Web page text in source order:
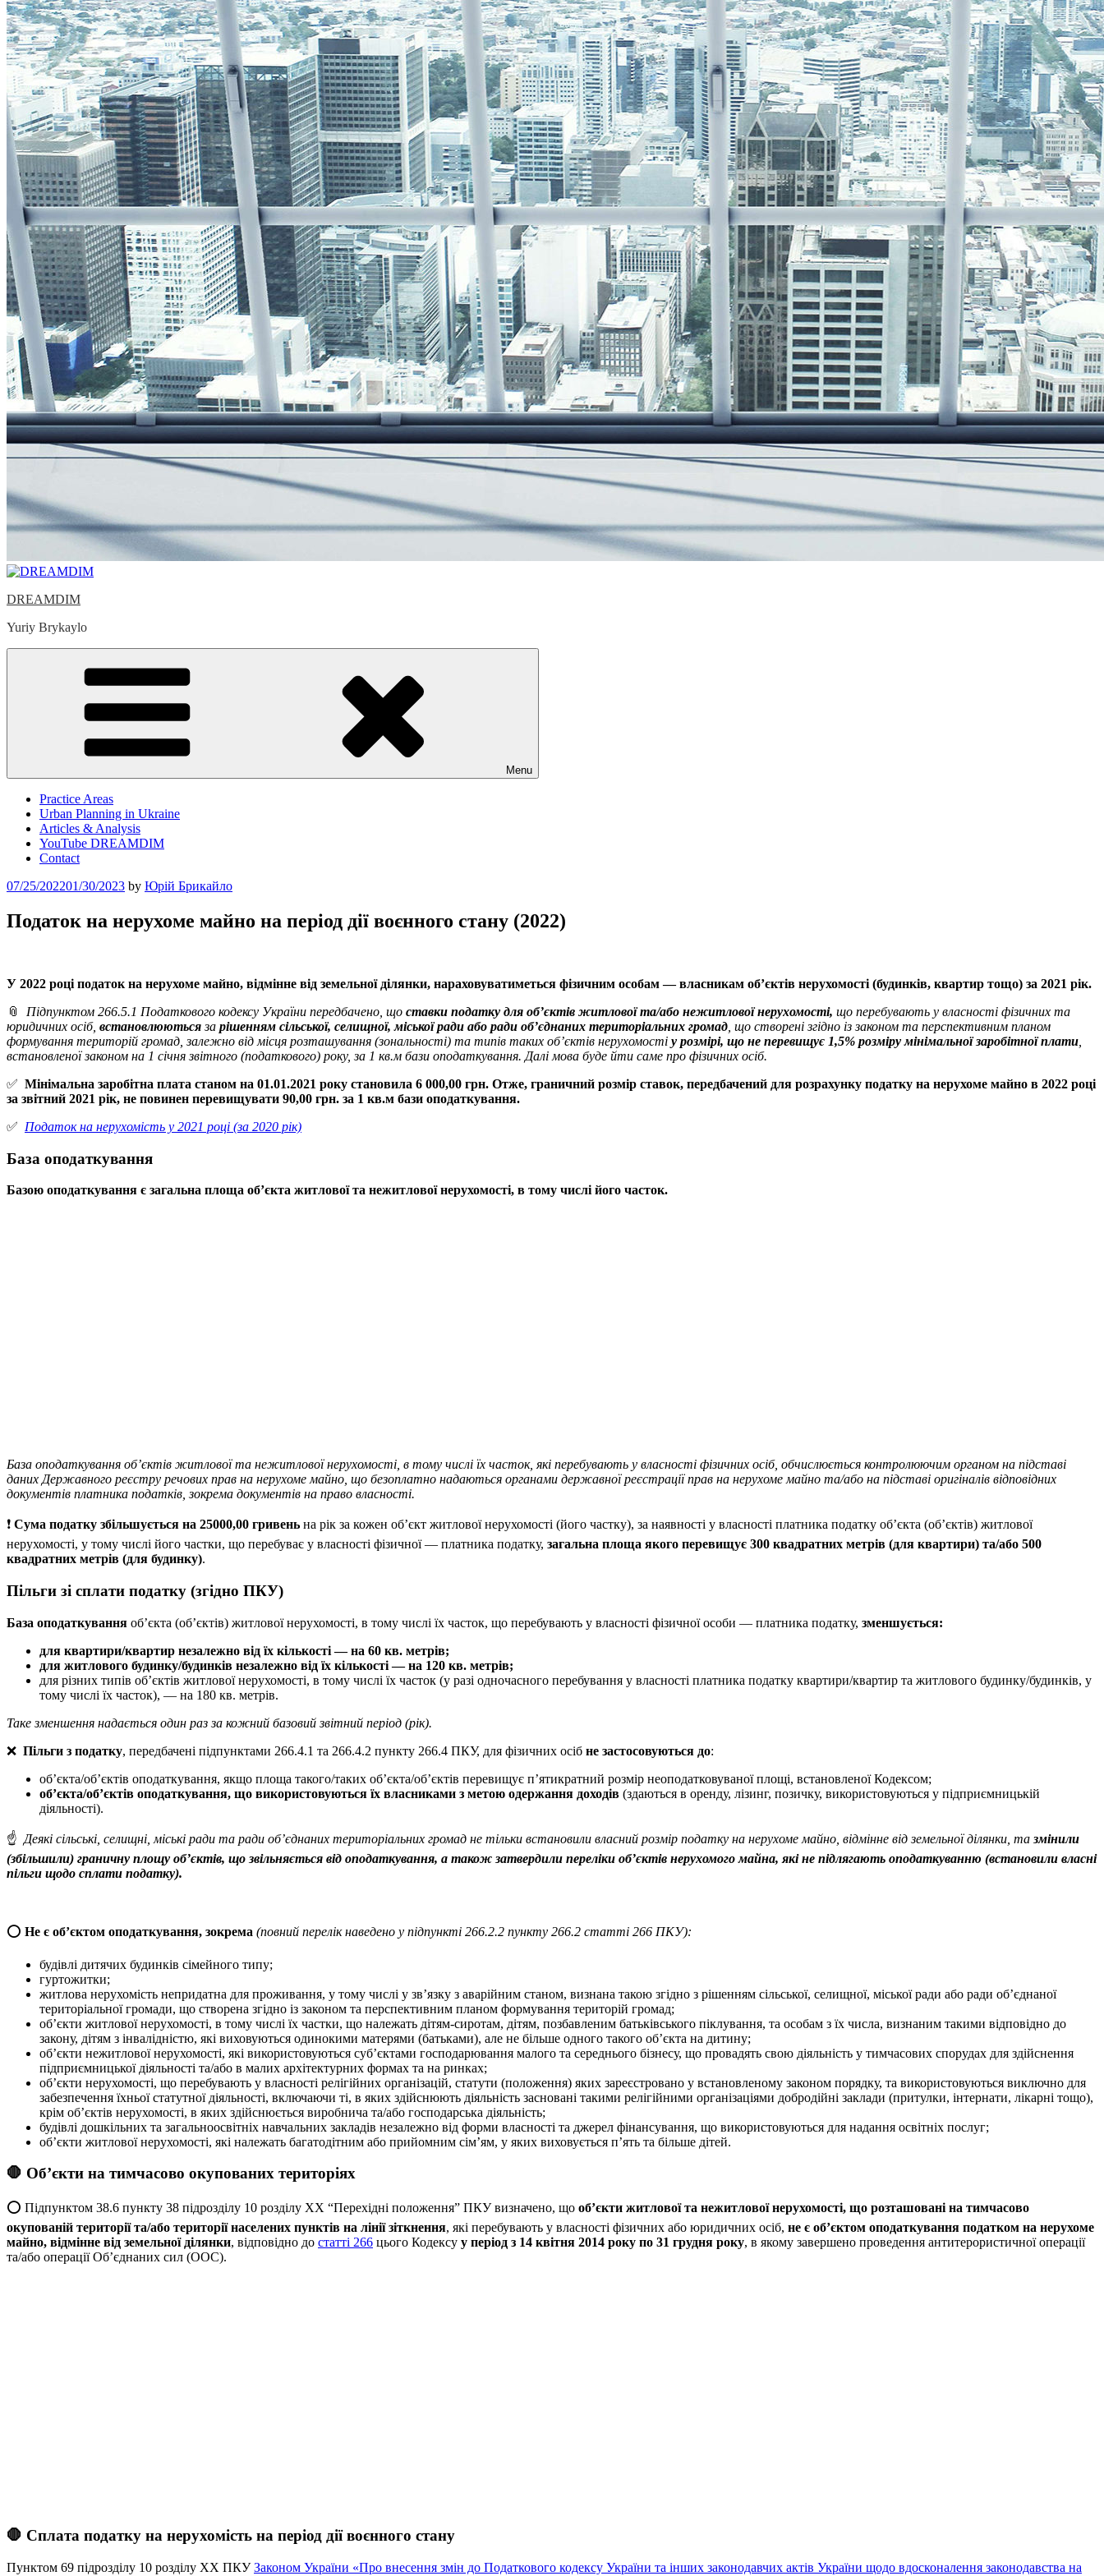
DREAMDIM
Yuriy Brykaylo
Menu
Practice Areas
Urban Planning in Ukraine
Articles & Analysis
YouTube DREAMDIM
Contact
Posted
07/25/202201/30/2023 by Юрій Брикайло
Податок на нерухоме майно на період дії воєнного стану (2022)
У 2022 році податок на нерухоме майно, відмінне від земельної ділянки, нараховуватиметься фізичним особам — власникам об’єктів нерухомості (будинків, квартир тощо) за 2021 рік.
📎 Підпунктом 266.5.1 Податкового кодексу України передбачено, що ставки податку для об’єктів житлової та/або нежитлової нерухомості, що перебувають у власності фізичних та
юридичних осіб, встановлюютьсяза рішенням сільської, селищної, міської ради або ради об’єднаних територіальних громад , що створені згідно із законом та перспективним планом
формування територій громад, залежно від місця розташування (зональності) та типів таких об’єктів нерухомості у розмірі, що не перевищує 1,5% розміру мінімальної заробітної плати
встановленої законом на 1 січня звітного (податкового) року, за 1 кв.м бази оподаткування. Далі мова буде йти саме про фізичних осіб.
✅ Мінімальна заробітна плата станом на 01.01.2021 року становила 6 000,00 грн. Отже, граничний розмір ставок, передбачений для розрахунку податку на нерухоме майно в 2022 році
за звітний 2021 рік, не повинен перевищувати 90,00 грн. за 1 кв.м бази оподаткування.
✅ Податок на нерухомість у 2021 році (за 2020 рік)
База оподаткування
Базою оподаткування є загальна площа об’єкта житлової та нежитлової нерухомості, в тому числі його часток.
База оподаткування об’єктів житлової та нежитлової нерухомості, в тому числі їх часток, які перебувають у власності фізичних осіб, обчислюється контролюючим органом на підставі
даних Державного реєстру речових прав на нерухоме майно, що безоплатно надаються органами державної реєстрації прав на нерухоме майно та/або на підставі оригіналів відповідних
документів платника податків, зокрема документів на право власності.
❗️ Сума податку збільшується на 25000,00 гривень на рік за кожен об’єкт житлової нерухомості (його частку), за наявності у власності платника податку об’єкта (об’єктів) житлової
нерухомості, у тому числі його частки, що перебуває у власності фізичної — платника податку, загальна площа якого перевищує 300 квадратних метрів (для квартири) та/або 500
квадратних метрів (для будинку).
Пільги зі сплати податку (згідно ПКУ)
База оподаткування об’єкта (об’єктів) житлової нерухомості, в тому числі їх часток, що перебувають у власності фізичної особи — платника податку, зменшується:
для квартири/квартир незалежно від їх кількості — на 60 кв. метрів;
для житлового будинку/будинків незалежно від їх кількості — на 120 кв. метрів;
для різних типів об’єктів житлової нерухомості, в тому числі їх часток (у разі одночасного перебування у власності платника податку квартири/квартир та житлового будинку/будинків, у
тому числі їх часток), — на 180 кв. метрів.
Таке зменшення надається один раз за кожний базовий звітний період (рік).
❌ Пільги з податку, передбачені підпунктами 266.4.1 та 266.4.2 пункту 266.4 ПКУ, для фізичних осіб не застосовуються до:
об’єкта/об’єктів оподаткування, якщо площа такого/таких об’єкта/об’єктів перевищує п’ятикратний розмір неоподатковуваної площі, встановленої Кодексом;
об’єкта/об’єктів оподаткування, що використовуються їх власниками з метою одержання доходів (здаються в оренду, лізинг, позичку, використовуються у підприємницькій
діяльності).
☝ Деякі сільські, селищні, міські ради та ради об’єднаних територіальних громад не тільки встановили власний розмір податку на нерухоме майно, відмінне від земельної ділянки, та змінили
(збільшили) граничну площу об’єктів, що звільняється від оподаткування, а також затвердили переліки об’єктів нерухомого майна, які не підлягають оподаткуванню (встановили власні
пільги щодо сплати податку).
⭕️ Не є об’єктом оподаткування, зокрема (повний перелік наведено у підпункті 266.2.2 пункту 266.2 статті 266 ПКУ):
будівлі дитячих будинків сімейного типу;
гуртожитки;
житлова нерухомість непридатна для проживання, у тому числі у зв’язку з аварійним станом, визнана такою згідно з рішенням сільської, селищної, міської ради або ради об’єднаної
територіальної громади, що створена згідно із законом та перспективним планом формування територій громад;
об’єкти житлової нерухомості, в тому числі їх частки, що належать дітям-сиротам, дітям, позбавленим батьківського піклування, та особам з їх числа, визнаним такими відповідно до
закону, дітям з інвалідністю, які виховуються одинокими матерями (батьками), але не більше одного такого об’єкта на дитину;
об’єкти нежитлової нерухомості, які використовуються суб’єктами господарювання малого та середнього бізнесу, що провадять свою діяльність у тимчасових спорудах для здійснення
підприємницької діяльності та/або в малих архітектурних формах та на ринках;
об’єкти нерухомості, що перебувають у власності релігійних організацій, статути (положення) яких зареєстровано у встановленому законом порядку, та використовуються виключно для
забезпечення їхньої статутної діяльності, включаючи ті, в яких здійснюють діяльність засновані такими релігійними організаціями добродійні заклади (притулки, інтернати, лікарні тощо),
крім об’єктів нерухомості, в яких здійснюється виробнича та/або господарська діяльність;
будівлі дошкільних та загальноосвітніх навчальних закладів незалежно від форми власності та джерел фінансування, що використовуються для надання освітніх послуг;
об’єкти житлової нерухомості, які належать багатодітним або прийомним сім’ям, у яких виховується п’ять та більше дітей.
🛑 Об’єкти на тимчасово окупованих територіях
⭕️ Підпунктом 38.6 пункту 38 підрозділу 10 розділу ХХ “Перехідні положення” ПКУ визначено, що об’єкти житлової та нежитлової нерухомості, що розташовані на тимчасово
окупованій території та/або території населених пунктів на лінії зіткнення, які перебувають у власності фізичних або юридичних осіб, не є об’єктом оподаткування податком на нерухоме
майно, відмінне від земельної ділянки, відповідно до статті 266 цього Кодексу у період з 14 квітня 2014 року по 31 грудня року, в якому завершено проведення антитерористичної операції
та/або операції Об’єднаних сил (ООС).
🛑 Сплата податку на нерухомість на період дії воєнного стану
Пунктом 69 підрозділу 10 розділу ХХ ПКУЗаконом України «Про внесення змін до Податкового кодексу України та інших законодавчих актів України щодо вдосконалення законодавства на